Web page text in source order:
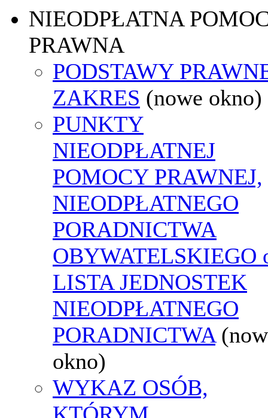
NIEODPŁATNA
PRAWNA
PODSTAWY
ZAKRES (nowe okno)
PUNKTY
NIEODPŁATNEJ
POMOCY PRAWNEJ,
NIEODPŁATNEGO
PORADNICTWA
OBYWATELSKIEGO
LISTA JEDNOSTEK
NIEODPŁATNEGO
PORADNICTWA
okno)
WYKAZ OSÓB,